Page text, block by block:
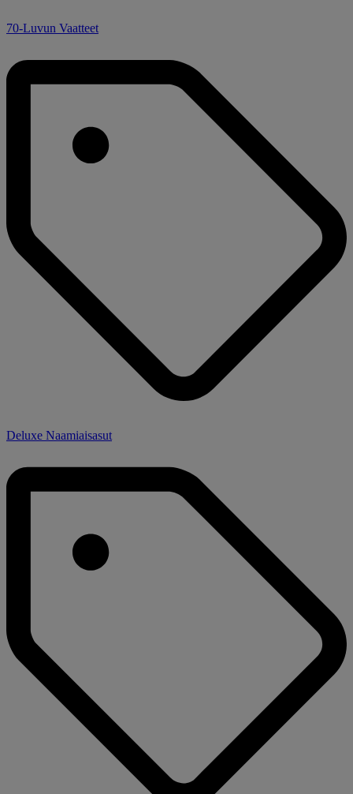
70-Luvun Vaatteet
Deluxe Naamiaisasut